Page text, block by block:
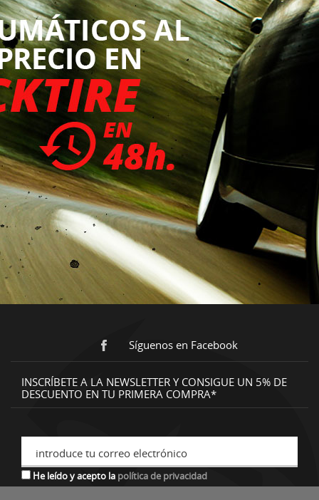
Síguenos en Facebook
INSCRÍBETE A LA NEWSLETTER Y CONSIGUE UN 5% DE
DESCUENTO EN TU PRIMERA COMPRA*
introduce tu correo electrónico
He leído y acepto la política de privacidad